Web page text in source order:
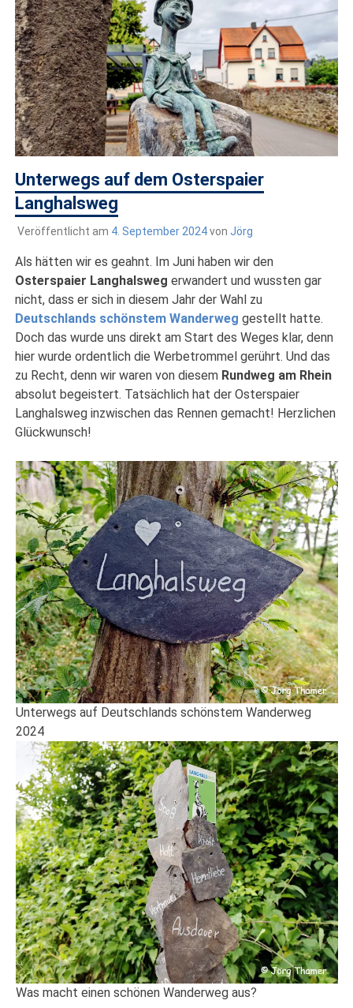
Unterwegs auf dem Osterspaier
Langhalsweg
Veröffentlicht am 4. September 2024von Jörg
Als hätten wir es geahnt. Im Juni haben wir den
Osterspaier Langhalsweg erwandert und wussten gar
nicht, dass er sich in diesem Jahr der Wahl zu
Deutschlands schönstem Wanderweg gestellt hatte.
Doch das wurde uns direkt am Start des Weges klar, denn
hier wurde ordentlich die Werbetrommel gerührt. Und das
zu Recht, denn wir waren von diesem Rundweg am Rhein
absolut begeistert. Tatsächlich hat der Osterspaier
Langhalsweg inzwischen das Rennen gemacht! Herzlichen
Glückwunsch!
Unterwegs auf Deutschlands schönstem Wanderweg
2024
Was macht einen schönen Wanderweg aus?